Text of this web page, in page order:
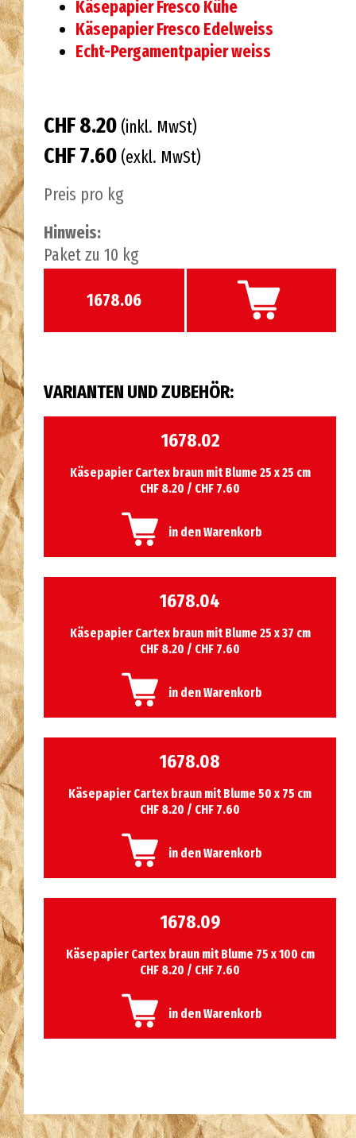
Käsepapier Fresco Kühe
Käsepapier Fresco Edelweiss
Echt-Pergamentpapier weiss
CHF 8.20 (inkl. MwSt)
CHF 7.60 (exkl. MwSt)
Preis pro kg
Hinweis:
Paket zu 10 kg
1678.06
VARIANTEN UND ZUBEHÖR:
1678.02
Käsepapier Cartex braun mit Blume 25 x 25 cm
CHF 8.20 / CHF 7.60
in den Warenkorb
1678.04
Käsepapier Cartex braun mit Blume 25 x 37 cm
CHF 8.20 / CHF 7.60
in den Warenkorb
1678.08
Käsepapier Cartex braun mit Blume 50 x 75 cm
CHF 8.20 / CHF 7.60
in den Warenkorb
1678.09
Käsepapier Cartex braun mit Blume 75 x 100 cm
CHF 8.20 / CHF 7.60
in den Warenkorb